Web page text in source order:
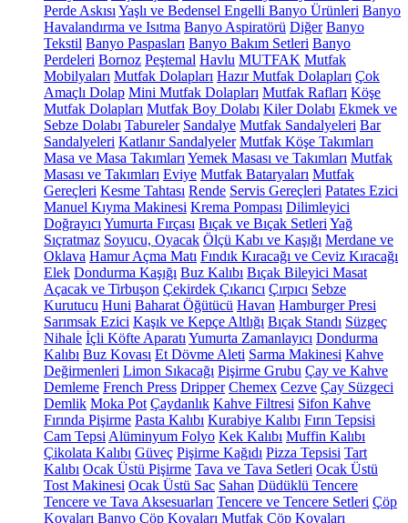
Perde Askısı Yaşlı ve Bedensel Engelli Banyo Ürünleri Banyo
Havalandırma ve Isıtma Banyo Aspiratörü Diğer Banyo
Tekstil Banyo Paspasları Banyo Bakım Setleri Banyo
Perdeleri Bornoz Peştemal Havlu MUTFAK Mutfak
Mobilyaları Mutfak Dolapları Hazır Mutfak Dolapları Çok
Amaçlı Dolap Mini Mutfak Dolapları Mutfak Rafları Köşe
Mutfak Dolapları Mutfak Boy Dolabı Kiler Dolabı Ekmek ve
Sebze Dolabı Tabureler Sandalye Mutfak Sandalyeleri Bar
Sandalyeleri Katlanır Sandalyeler Mutfak Köşe Takımları
Masa ve Masa Takımları Yemek Masası ve Takımları Mutfak
Masası ve Takımları Eviye Mutfak Bataryaları Mutfak
Gereçleri Kesme Tahtası Rende Servis Gereçleri Patates Ezici
Manuel Kıyma Makinesi Krema Pompası Dilimleyici
Doğrayıcı Yumurta Fırçası Bıçak ve Bıçak Setleri Yağ
Sıçratmaz Soyucu, Oyacak Ölçü Kabı ve Kaşığı Merdane ve
Oklava Hamur Açma Matı Fındık Kıracağı ve Ceviz Kıracağı
Elek Dondurma Kaşığı Buz Kalıbı Bıçak Bileyici Masat
Açacak ve Tirbuşon Çekirdek Çıkarıcı Çırpıcı Sebze
Kurutucu Huni Baharat Öğütücü Havan Hamburger Presi
Sarımsak Ezici Kaşık ve Kepçe Altlığı Bıçak Standı Süzgeç
Nihale İçli Köfte Aparatı Yumurta Zamanlayıcı Dondurma
Kalıbı Buz Kovası Et Dövme Aleti Sarma Makinesi Kahve
Değirmenleri Limon Sıkacağı Pişirme Grubu Çay ve Kahve
Demleme French Press Dripper Chemex Cezve Çay Süzgeci
Demlik Moka Pot Çaydanlık Kahve Filtresi Sifon Kahve
Fırında Pişirme Pasta Kalıbı Kurabiye Kalıbı Fırın Tepsisi
Cam Tepsi Alüminyum Folyo Kek Kalıbı Muffin Kalıbı
Çikolata Kalıbı Güveç Pişirme Kağıdı Pizza Tepsisi Tart
Kalıbı Ocak Üstü Pişirme Tava ve Tava Setleri Ocak Üstü
Tost Makinesi Ocak Üstü Sac Sahan Düdüklü Tencere
Tencere ve Tava Aksesuarları Tencere ve Tencere Setleri Çöp
Kovaları Banyo Çöp Kovaları Mutfak Çöp Kovaları